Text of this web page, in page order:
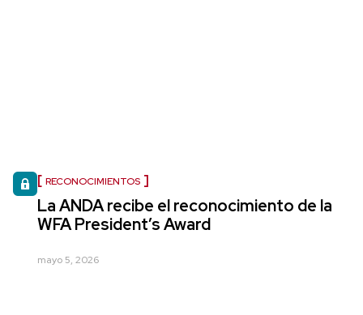
RECONOCIMIENTOS
La ANDA recibe el reconocimiento de la
WFA President’s Award
mayo 5, 2026